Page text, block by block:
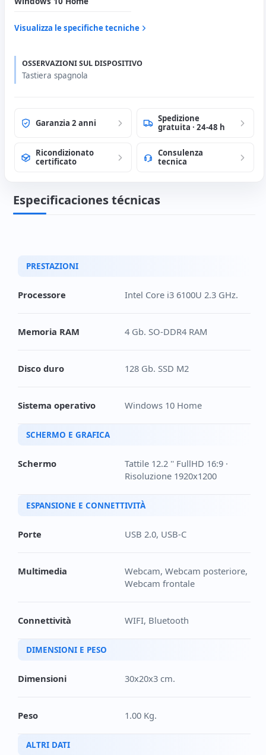
Visualizza le specifiche tecniche
OSSERVAZIONI SUL DISPOSITIVO
Tastiera spagnola
Garanzia 2 anni
Spedizione
gratuita · 24-48 h
Ricondizionato
certificato
Consulenza
tecnica
Especificaciones técnicas
PRESTAZIONI
Processore Intel Core i3 6100U 2.3 GHz.
Memoria RAM 4 Gb. SO-DDR4 RAM
Disco duro 128 Gb. SSD M2
Sistema operativo Windows 10 Home
SCHERMO E GRAFICA
Schermo
Tattile 12.2 '' FullHD 16:9 ·
Risoluzione 1920x1200
ESPANSIONE E CONNETTIVITÀ
Porte USB 2.0, USB-C
Multimedia
Webcam, Webcam posteriore,
Webcam frontale
Connettività WIFI, Bluetooth
DIMENSIONI E PESO
Dimensioni 30x20x3 cm.
Peso 1.00 Kg.
ALTRI DATI